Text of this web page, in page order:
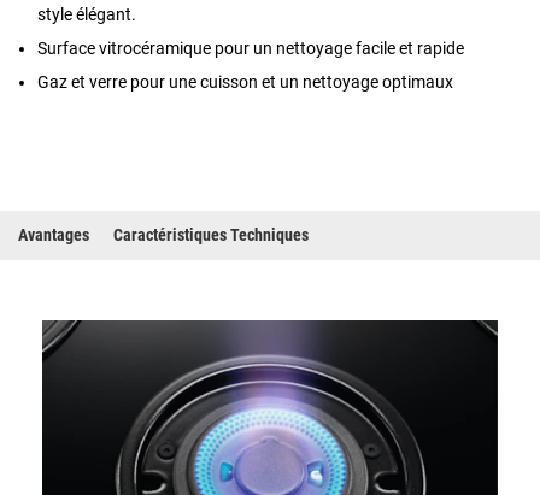
style élégant.
Surface vitrocéramique pour un nettoyage facile et rapide
Gaz et verre pour une cuisson et un nettoyage optimaux
Avantages Caractéristiques Techniques